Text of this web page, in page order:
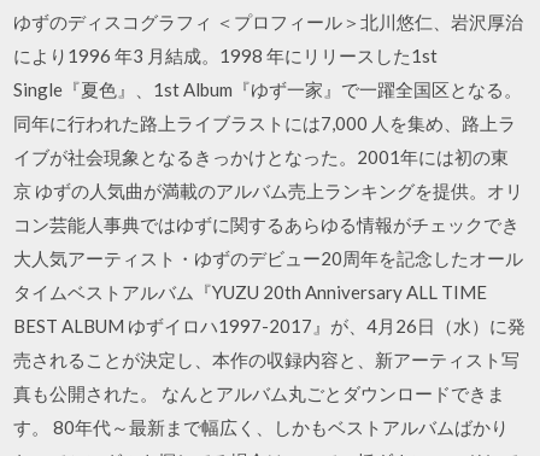
ゆずのディスコグラフィ ＜プロフィール＞北川悠仁、岩沢厚治
により1996 年3 月結成。1998 年にリリースした1st
Single『夏色』、1st Album『ゆず一家』で一躍全国区となる。
同年に行われた路上ライブラストには7,000 人を集め、路上ラ
イブが社会現象となるきっかけとなった。2001年には初の東
京 ゆずの人気曲が満載のアルバム売上ランキングを提供。オリ
コン芸能人事典ではゆずに関するあらゆる情報がチェックでき
大人気アーティスト・ゆずのデビュー20周年を記念したオール
タイムベストアルバム『YUZU 20th Anniversary ALL TIME
BEST ALBUM ゆずイロハ1997-2017』が、4⽉26⽇（水）に発
売されることが決定し、本作の収録内容と、新アーティスト写
真も公開された。 なんとアルバム丸ごとダウンロードできま
す。 80年代～最新まで幅広く、しかもベストアルバムばかり